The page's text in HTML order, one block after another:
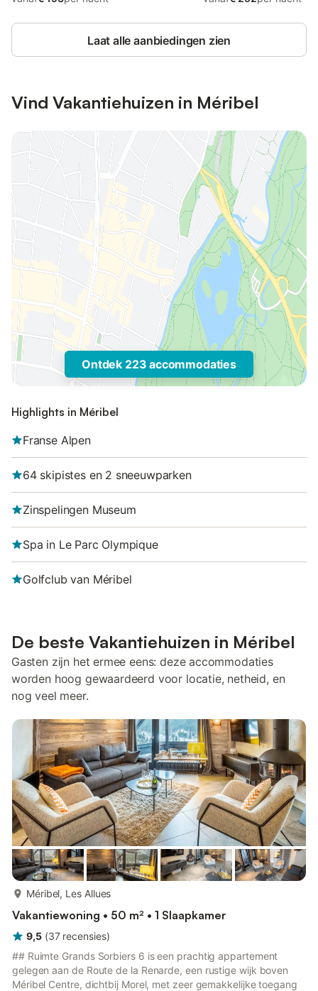
Laat alle aanbiedingen zien
Vind Vakantiehuizen in Méribel
Ontdek 223 accommodaties
Highlights in Méribel
Franse Alpen
64 skipistes en 2 sneeuwparken
Zinspelingen Museum
Spa in Le Parc Olympique
Golfclub van Méribel
De beste Vakantiehuizen in Méribel
Gasten zijn het ermee eens: deze accommodaties
worden hoog gewaardeerd voor locatie, netheid, en
nog veel meer.
Méribel, Les Allues
Vakantiewoning • 50 m² • 1 Slaapkamer
9,5 (37 recensies)
## Ruimte Grands Sorbiers 6 is een prachtig appartement
gelegen aan de Route de la Renarde, een rustige wijk boven
Méribel Centre, dichtbij Morel, met zeer gemakkelijke toegang